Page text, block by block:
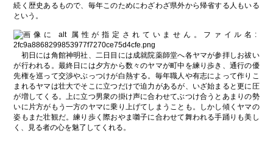
続く歴史あるもので、毎年このためにわざわざ県外から帰省する人もいる
という。
初日には角館神明社、二日目には成就院薬師堂へ各ヤマが参拝しお祓い
が行われる。最終日には夕方から数々のヤマが町中を練り歩き、通行の優
先権を巡って交渉やぶっつけが白熱する。毎年職人や有志によって作りこ
まれるヤマは壮大でそこに立つだけで迫力があるが、いざ始まると更に圧
が増してくる。上に立つ男衆の掛け声に合わせてぶつけ合うとあまりの勢
いに片方がもう一方のヤマに乗り上げてしまうことも。しかし傾くヤマの
姿もまた壮観だ。練り歩く際おやま囃子に合わせて舞われる手踊りも美し
く、見る者の心を魅了してくれる。